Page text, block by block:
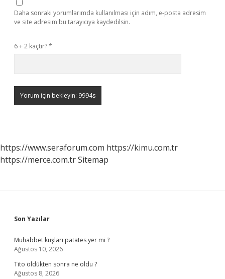
Daha sonraki yorumlarımda kullanılması için adım, e-posta adresim
ve site adresim bu tarayıcıya kaydedilsin.
6 + 2 kaçtır?*
https://www.seraforum.com https://kimu.com.tr
https://merce.com.trSitemap
Sidebar
Son Yazılar
Muhabbet kuşları patates yer mi ?
Ağustos 10, 2026
Tito öldükten sonra ne oldu ?
Ağustos 8, 2026